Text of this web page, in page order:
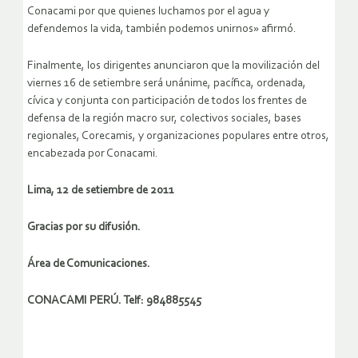
Conacami por que quienes luchamos por el agua y
defendemos la vida, también podemos unirnos» afirmó.
Finalmente, los dirigentes anunciaron que la movilización del
viernes 16 de setiembre será unánime, pacífica, ordenada,
cívica y conjunta con participación de todos los frentes de
defensa de la región macro sur, colectivos sociales, bases
regionales, Corecamis, y organizaciones populares entre otros,
encabezada por Conacami.
Lima, 12 de setiembre de 2011
Gracias por su difusión.
Área de Comunicaciones.
CONACAMI PERÚ. Telf: 984885545